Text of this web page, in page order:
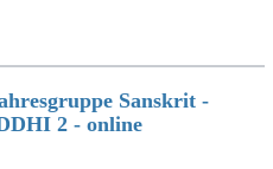
Sanskrit -
2 - online